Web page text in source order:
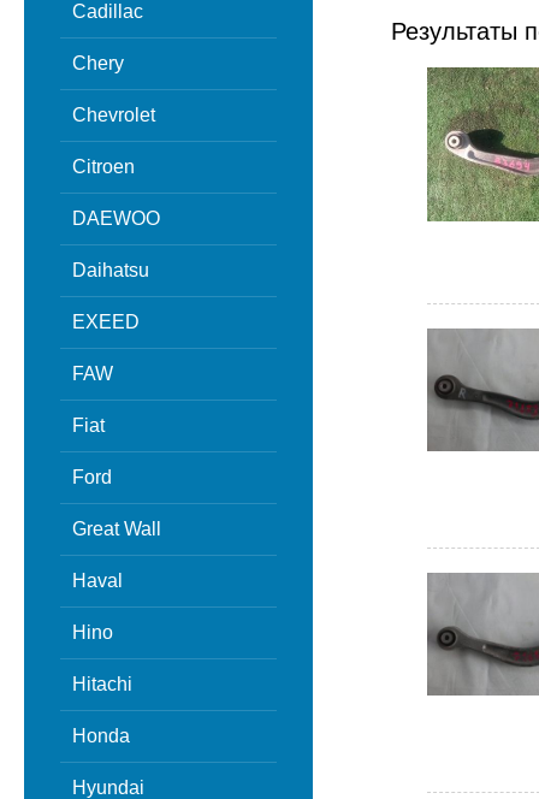
Cadillac
Chery
Chevrolet
Citroen
DAEWOO
Daihatsu
EXEED
FAW
Fiat
Ford
Great Wall
Haval
Hino
Hitachi
Honda
Hyundai
Результаты